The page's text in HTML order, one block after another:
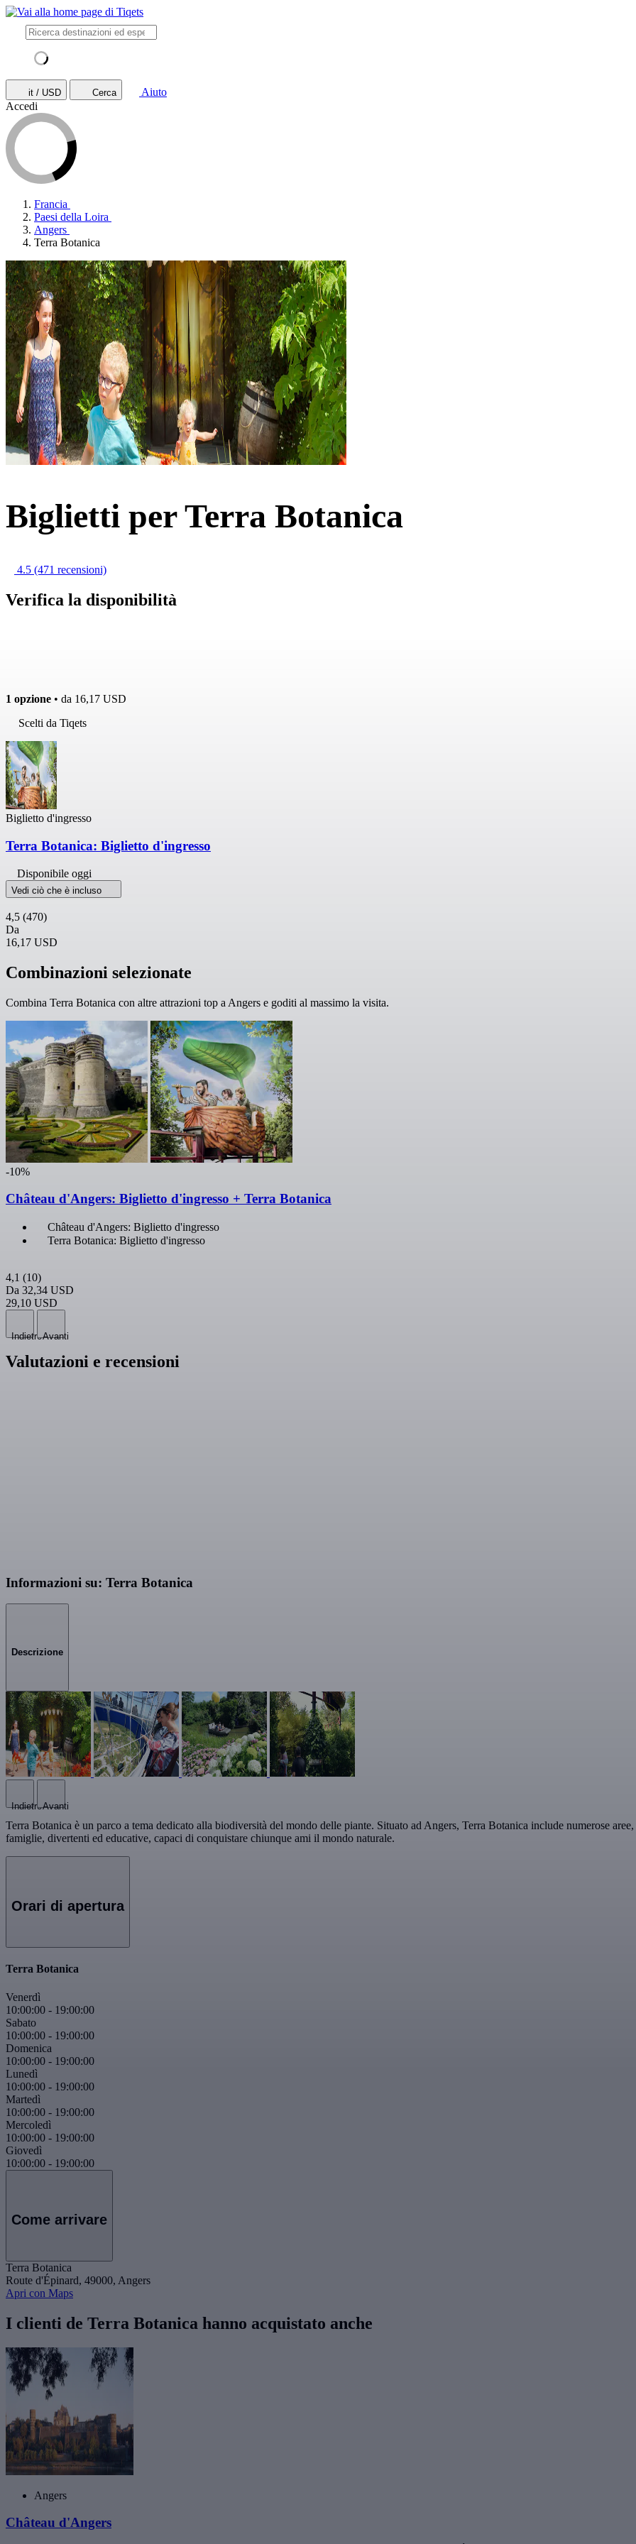
it / USD Cerca
Aiuto
Accedi
Francia
Paesi della Loira
Angers
Terra Botanica
Biglietti per Terra Botanica
4.5 (471 recensioni)
Verifica la disponibilità
1 opzione • da 16,17 USD
Scelti da Tiqets
Biglietto d'ingresso
Terra Botanica: Biglietto d'ingresso
Disponibile oggi
Vedi ciò che è incluso
4,5 (470)
Da
16,17 USD
Combinazioni selezionate
Combina Terra Botanica con altre attrazioni top a Angers e goditi al massimo la visita.
-10%
Château d'Angers: Biglietto d'ingresso + Terra Botanica
Château d'Angers: Biglietto d'ingresso
Terra Botanica: Biglietto d'ingresso
4,1 (10)
Da 32,34 USD
29,10 USD
IndietroAvanti
Valutazioni e recensioni
Informazioni su: Terra Botanica
Descrizione
IndietroAvanti
Terra Botanica è un parco a tema dedicato alla biodiversità del mondo delle piante. Situato ad Angers, Terra Botanica include numerose
famiglie, divertenti ed educative, capaci di conquistare chiunque ami il mondo naturale.
Orari di apertura
Terra Botanica
Venerdì
10:00:00 - 19:00:00
Sabato
10:00:00 - 19:00:00
Domenica
10:00:00 - 19:00:00
Lunedì
10:00:00 - 19:00:00
Martedì
10:00:00 - 19:00:00
Mercoledì
10:00:00 - 19:00:00
Giovedì
10:00:00 - 19:00:00
Come arrivare
Terra Botanica
Route d'Épinard, 49000, Angers
Apri con Maps
I clienti de Terra Botanica hanno acquistato anche
Angers
Château d'Angers